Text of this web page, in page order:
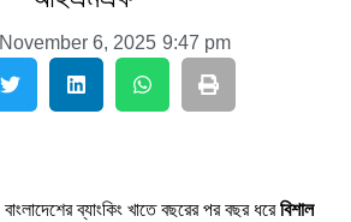
November 6, 2025 9:47 pm
বাংলাদেশের ব্যাংকিং খাতে বছরের পর বছর ধরেবিশাল